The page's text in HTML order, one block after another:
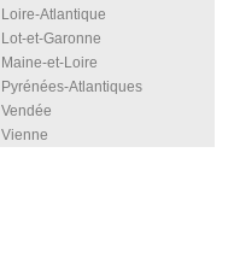
Loire-Atlantique
Lot-et-Garonne
Maine-et-Loire
Pyrénées-Atlantiques
Vendée
Vienne